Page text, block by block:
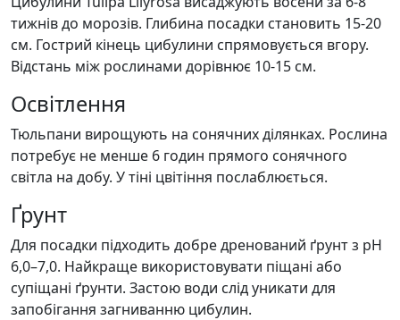
тижнів до морозів. Глибина посадки становить 15-20
см. Гострий кінець цибулини спрямовується вгору.
Відстань між рослинами дорівнює 10-15 см.
Освітлення
Тюльпани вирощують на сонячних ділянках. Рослина
потребує не менше 6 годин прямого сонячного
світла на добу. У тіні цвітіння послаблюється.
Ґрунт
Для посадки підходить добре дренований ґрунт з pH
6,0–7,0. Найкраще використовувати піщані або
супіщані ґрунти. Застою води слід уникати для
запобігання загниванню цибулин.